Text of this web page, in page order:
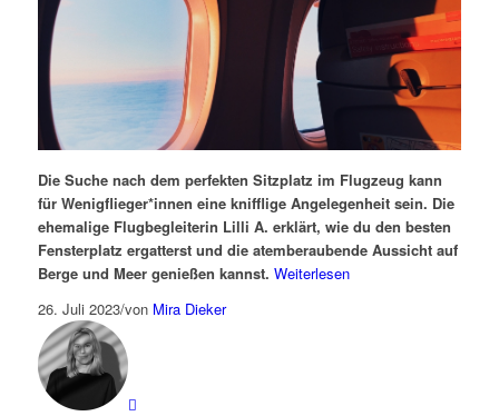
Die Suche nach dem perfekten Sitzplatz im Flugzeug kann
für Wenigflieger*innen eine knifflige Angelegenheit sein. Die
ehemalige Flugbegleiterin Lilli A. erklärt, wie du den besten
Fensterplatz ergatterst und die atemberaubende Aussicht auf
Berge und Meer genießen kannst. Weiterlesen
26. Juli 2023/von Mira Dieker